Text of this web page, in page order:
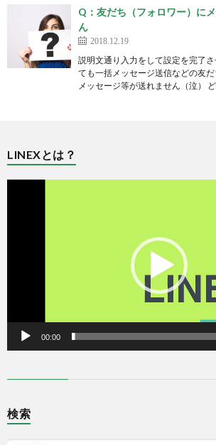
Q：友だち（フォロワー）に
ん
2018.12.19
説明文通り入力をして設定を完了
ても一括メッセージ送信などの友
メッセージ等が送れません（泣）
LINEXとは？
動
00:00
検索